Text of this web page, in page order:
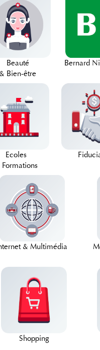
Beauté
& Bien-être
Bernard
Ecoles
Formations
& Multimédia
Shopping